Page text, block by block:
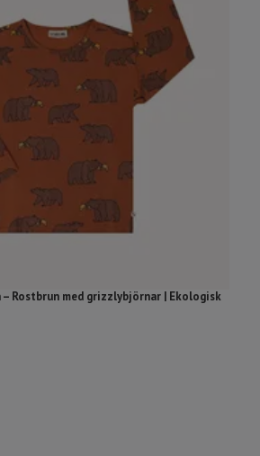
Rostbrun med grizzlybjörnar | Ekologisk